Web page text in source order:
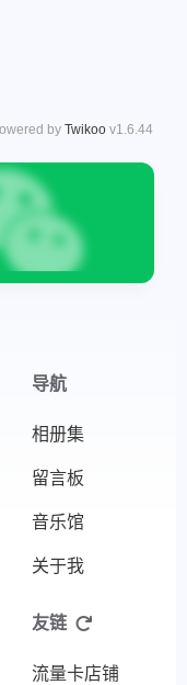
by Twikoo v1.6.44
导航
相册集
留言板
音乐馆
关于我
友链
流量卡店铺